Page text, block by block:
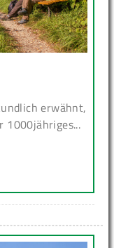
erwähnt,
1000jähriges...